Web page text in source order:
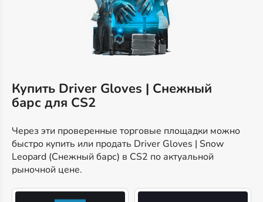
Купить Driver Gloves | Снежный
барс для CS2
Через эти проверенные торговые площадки можно
быстро купить или продать Driver Gloves | Snow
Leopard (Снежный барс) в CS2 по актуальной
рыночной цене.